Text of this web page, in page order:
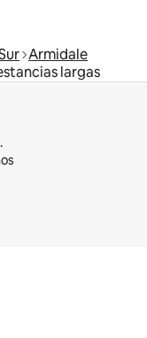
Armidale
largas